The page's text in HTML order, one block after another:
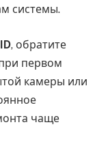
системы.
, обратите
первом
камеры или
чаще